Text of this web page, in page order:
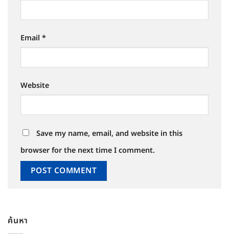
Email *
Website
Save my name, email, and website in this
browser for the next time I comment.
ค้นหา